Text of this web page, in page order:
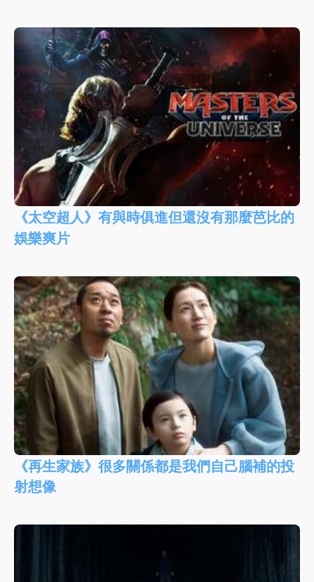
《太空超人》有與時俱進但還沒有那麼芭比的
娛樂爽片
《再生家族》很多關係都是我們自己腦補的投
射想像